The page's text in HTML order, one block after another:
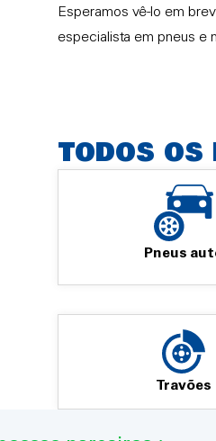
Esperamos vê-lo em
especialista em pneus e
TODOS OS
Pneus
Travões